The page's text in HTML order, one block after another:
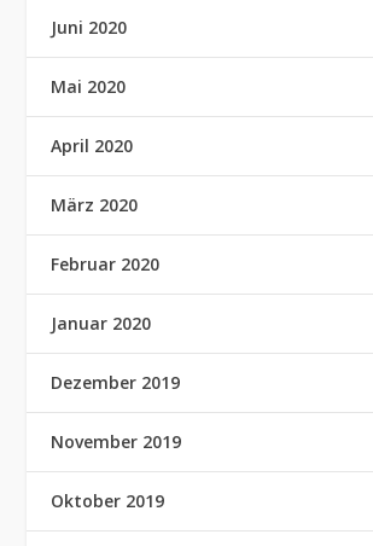
Juni 2020
Mai 2020
April 2020
März 2020
Februar 2020
Januar 2020
Dezember 2019
November 2019
Oktober 2019